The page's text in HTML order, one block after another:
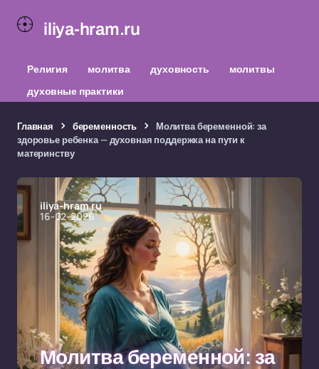
iliya-hram.ru
Религия молитва духовность
молитвы
духовные практики
Главная беременность
Молитва беременной: за
здоровье ребенка — духовная поддержка на пути к
материнству
iliya-hram.ru
16-02-2026
Молитва беременной: за